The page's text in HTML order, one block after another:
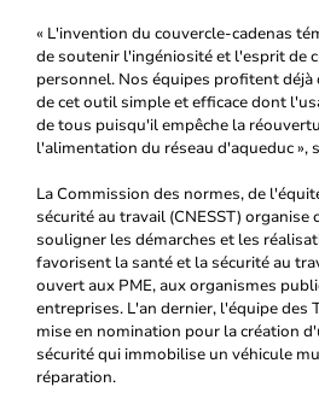
« L'invention du couvercle-cadenas
de soutenir l'ingéniosité et l'esprit de
personnel. Nos équipes profitent
de cet outil simple et efficace dont
de tous puisqu'il empêche la
l'alimentation du réseau d'aqueduc »,
La Commission des normes, de
sécurité au travail (CNESST) organise
souligner les démarches et les
favorisent la santé et la sécurité au
ouvert aux PME, aux organismes
entreprises. L'an dernier, l'équipe des
mise en nomination pour la création
sécurité qui immobilise un véhicule
réparation.